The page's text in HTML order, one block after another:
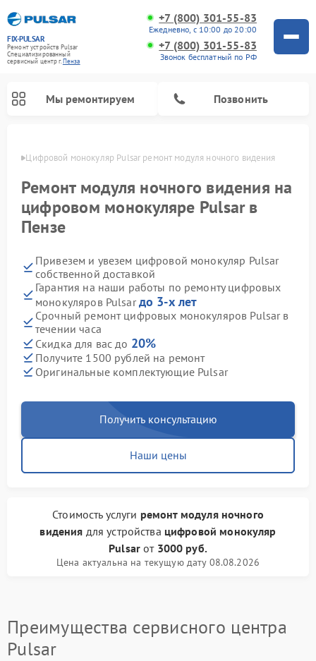
FIX-PULSAR
Ремонт устройств Pulsar
Специализированный
cервисный центр г.Пенза
+7 (800) 301-55-83
Ежедневно, с 10:00 до 20:00
+7 (800) 301-55-83
Звонок бесплатный по РФ
Мы ремонтируем Позвонить
Цифровой монокуляр Pulsar ремонт модуля ночного видения
Ремонт модуля ночного видения на
цифровом монокуляре Pulsar в
Пензе
Привезем и увезем цифровой монокуляр Pulsar
собственной доставкой
Гарантия на наши работы по ремонту цифровых
монокуляров Pulsarдо 3-х лет
Срочный ремонт цифровых монокуляров Pulsar в
течении часа
Скидка для вас до 20%
Получите 1500 рублей на ремонт
Оригинальные комплектующие Pulsar
Получить консультацию
Наши цены
Стоимость услуги ремонт модуля ночного
видения для устройства цифровой монокуляр
Pulsarот 3000 руб.
Цена актуальна на текущую дату 08.08.2026
Преимущества сервисного центра
Pulsar